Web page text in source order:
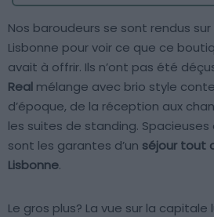
Nos baroudeurs se sont rendus
Lisbonne pour voir ce que ce
avait à offrir. Ils n’ont pas été
Real mélange avec brio style
d’époque, de la réception aux
les suites de standing.
sont les garantes d’un séjour tout
Lisbonne.
Le gros plus? La vue sur la